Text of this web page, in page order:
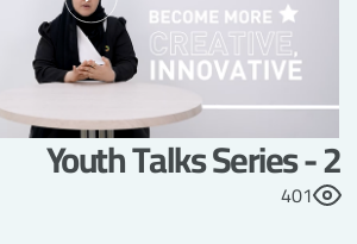
Youth Talks Series - 2
401